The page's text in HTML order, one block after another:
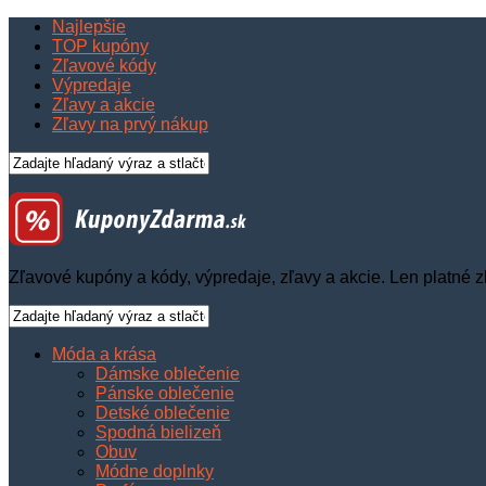
Najlepšie
TOP kupóny
Zľavové kódy
Výpredaje
Zľavy a akcie
Zľavy na prvý nákup
Zľavové kupóny a kódy, výpredaje, zľavy a akcie. Len platné
Móda a krása
Dámske oblečenie
Pánske oblečenie
Detské oblečenie
Spodná bielizeň
Obuv
Módne doplnky